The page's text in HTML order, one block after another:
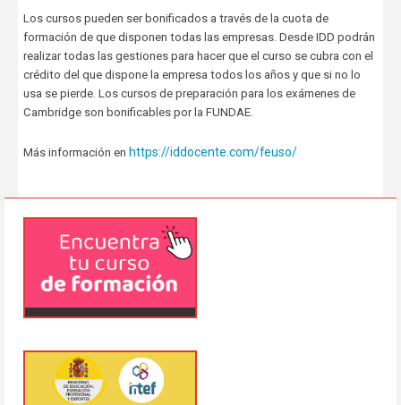
Los cursos pueden ser bonificados a través de la cuota de
formación de que disponen todas las empresas. Desde IDD podrán
realizar todas las gestiones para hacer que el curso se cubra con el
crédito del que dispone la empresa todos los años y que si no lo
usa se pierde. Los cursos de preparación para los exámenes de
Cambridge son bonificables por la FUNDAE.
Más información en https://iddocente.com/feuso/